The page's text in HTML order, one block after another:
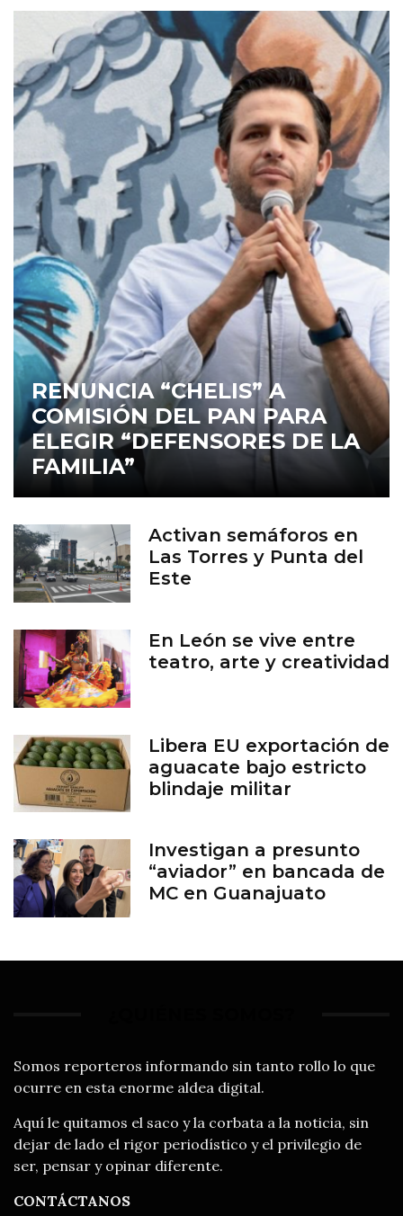
RENUNCIA “CHELIS” A
COMISIÓN DEL PAN PARA
ELEGIR “DEFENSORES DE LA
FAMILIA”
Activan semáforos en
Las Torres y Punta del
Este
En León se vive entre
teatro, arte y creatividad
Libera EU exportación de
aguacate bajo estricto
blindaje militar
Investigan a presunto
“aviador” en bancada de
MC en Guanajuato
Somos reporteros informando sin tanto rollo lo que
ocurre en esta enorme aldea digital.
Aquí le quitamos el saco y la corbata a la noticia, sin
dejar de lado el rigor periodístico y el privilegio de
ser, pensar y opinar diferente.
CONTÁCTANOS